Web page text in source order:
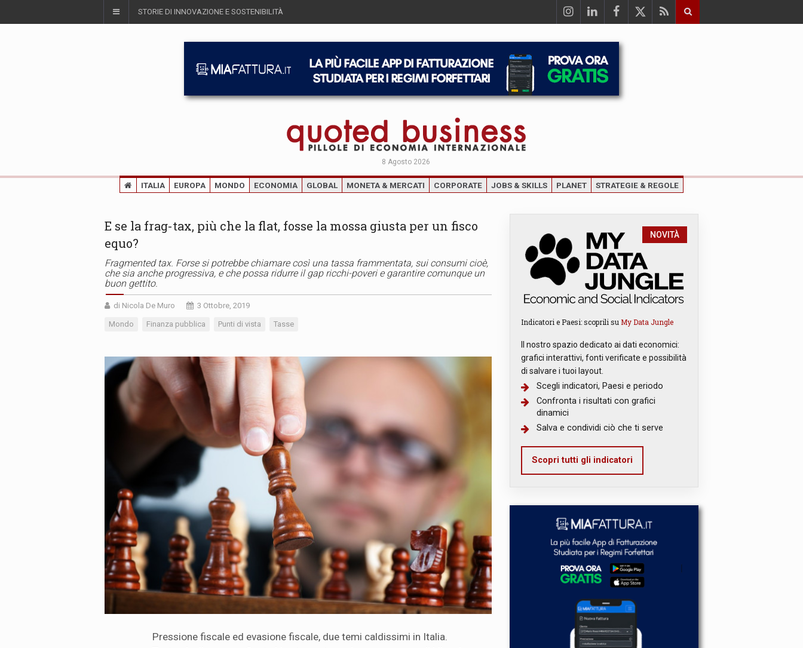
STORIE DI INNOVAZIONE E SOSTENIBILITÀ
8 Agosto 2026
ITALIA EUROPA MONDO ECONOMIA GLOBAL MONETA & MERCATI CORPORATE JOBS & SKILLS PLANET STRATEGIE & REGOLE
E se la frag-tax, più che la flat, fosse la mossa giusta per un fisco
equo?
Fragmented tax. Forse si potrebbe chiamare così una tassa frammentata, sui consumi cioè,
che sia anche progressiva, e che possa ridurre il gap ricchi-poveri e garantire comunque un
buon gettito.
di Nicola De Muro 3 Ottobre, 2019
Mondo Finanza pubblica Punti di vista Tasse
Pressione fiscale ed evasione fiscale, due temi caldissimi in Italia.
NOVITÀ
Indicatori e Paesi: scoprili su My Data Jungle
Il nostro spazio dedicato ai dati economici:
grafici interattivi, fonti verificate e possibilità
di salvare i tuoi layout.
Scegli indicatori, Paesi e periodo
Confronta i risultati con grafici
dinamici
Salva e condividi ciò che ti serve
Scopri tutti gli indicatori